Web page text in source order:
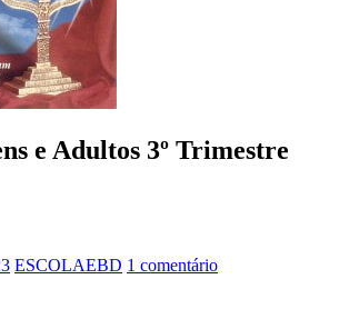
e Adultos 3º Trimestre
ESCOLAEBD 1 comentário